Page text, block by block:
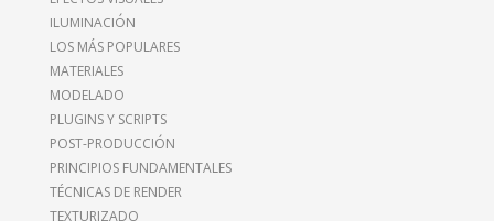
ILUMINACIÓN
LOS MÁS POPULARES
MATERIALES
MODELADO
PLUGINS Y SCRIPTS
POST-PRODUCCIÓN
PRINCIPIOS FUNDAMENTALES
TÉCNICAS DE RENDER
TEXTURIZADO